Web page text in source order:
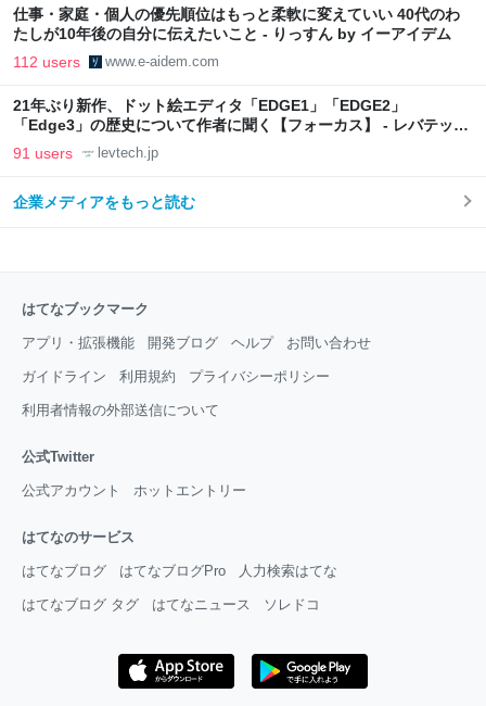
仕事・家庭・個人の優先順位はもっと柔軟に変えていい 40代のわ
たしが10年後の自分に伝えたいこと - りっすん by イーアイデム
112 users www.e-aidem.com
21年ぶり新作、ドット絵エディタ「EDGE1」「EDGE2」
「Edge3」の歴史について作者に聞く【フォーカス】 - レバテック
LAB
91 users levtech.jp
企業メディアをもっと読む
はてなブックマーク
アプリ・拡張機能 開発ブログ ヘルプ お問い合わせ
ガイドライン 利用規約 プライバシーポリシー
利用者情報の外部送信について
公式Twitter
公式アカウント ホットエントリー
はてなのサービス
はてなブログ はてなブログPro 人力検索はてな
はてなブログ タグ はてなニュース ソレドコ